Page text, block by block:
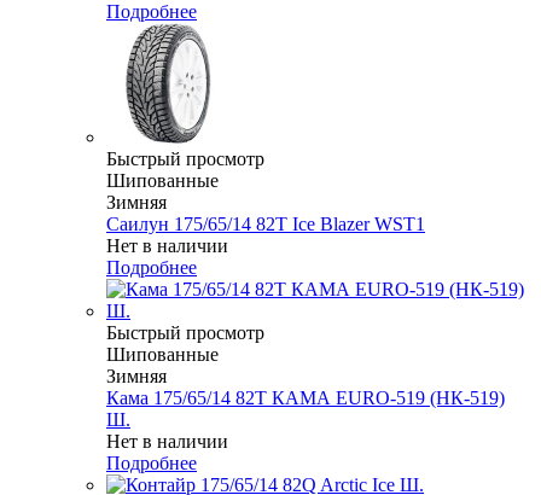
Подробнее
Быстрый просмотр
Шипованные
Зимняя
Саилун 175/65/14 82T Ice Blazer WST1
Нет в наличии
Подробнее
Быстрый просмотр
Шипованные
Зимняя
Кама 175/65/14 82T КАМА EURO-519 (НК-519)
Ш.
Нет в наличии
Подробнее